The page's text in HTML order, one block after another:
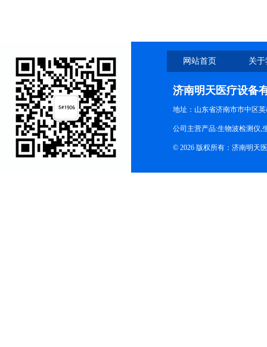
网站首页 关
济南明天医疗设备
地址：山东省济南市市中区
公司主营产品:生物波检测仪,
© 2026 版权所有：济南明天